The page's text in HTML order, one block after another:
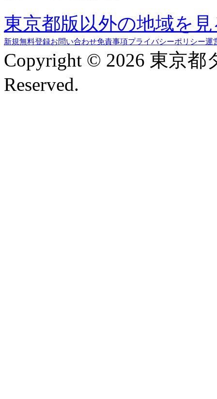
東京都版以外の地域を
新規無料登録お問い合わせ免責事項プライバシーポリシー運
Copyright © 2026 東京
Reserved.